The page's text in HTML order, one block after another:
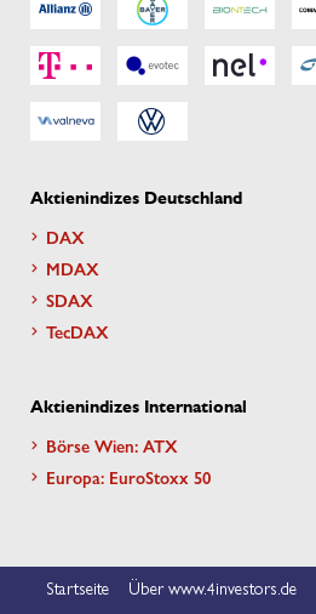
Aktienindizes Deutschland
DAX
MDAX
SDAX
TecDAX
Aktienindizes International
Börse Wien: ATX
Europa: EuroStoxx 50
Startseite Über www.4investors.de